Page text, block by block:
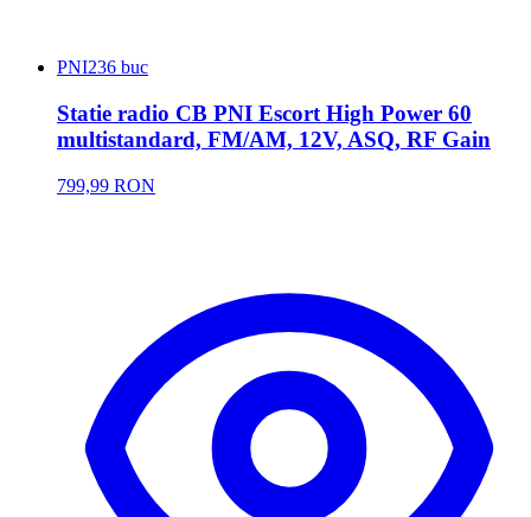
PNI236 buc
Statie radio CB PNI Escort High Power 60
multistandard, FM/AM, 12V, ASQ, RF Gain
799,99 RON